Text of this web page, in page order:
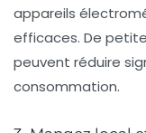
appareils
efficaces. De
peuvent réduire
consommation.